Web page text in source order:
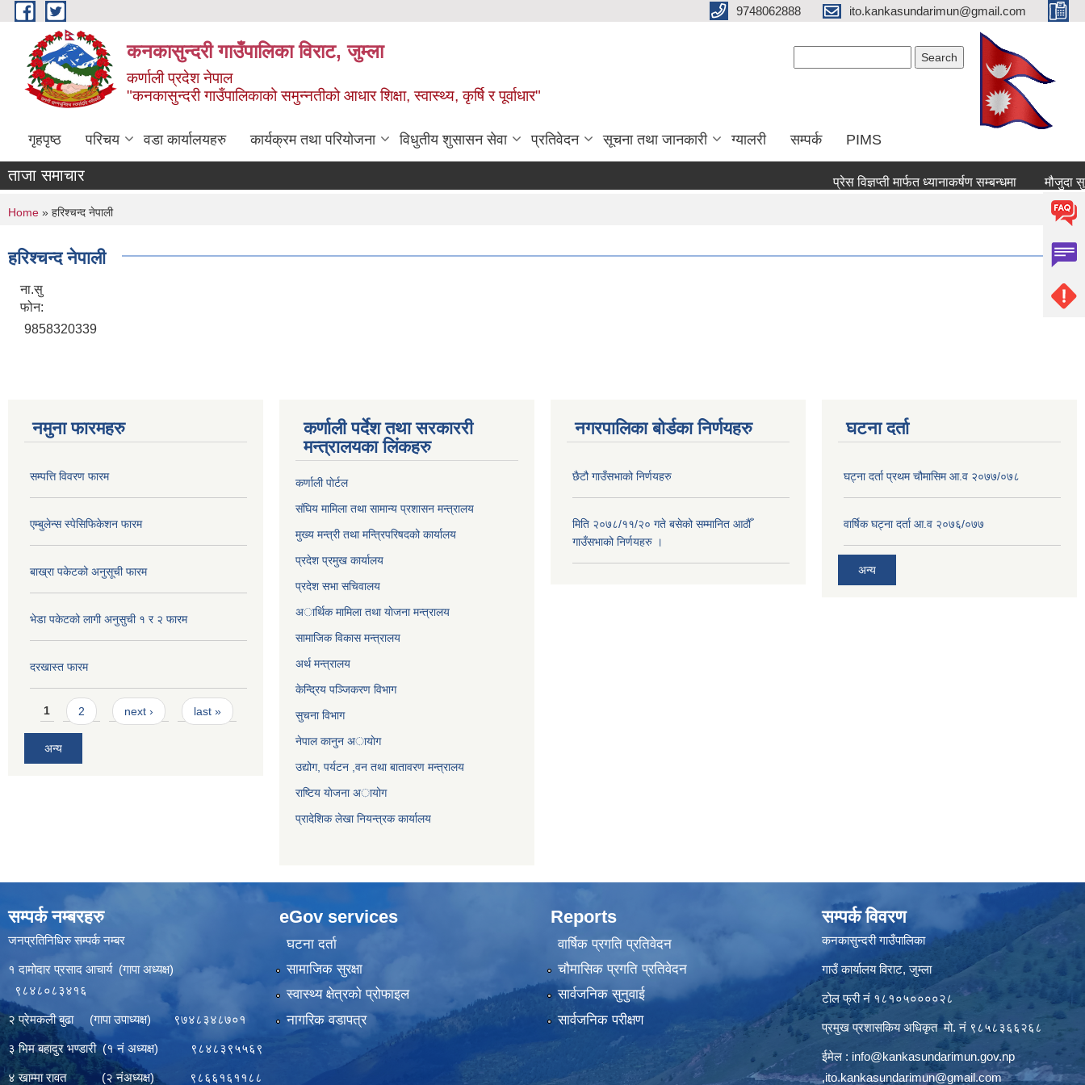
Skip to main content 9748062888 ito.kankasundarimun@gmail.com
कनकासुन्दरी गाउँपालिका विराट, जुम्ला
कर्णाली प्रदेश नेपाल
"कनकासुन्दरी गाउँपालिकाको समुन्नतीको आधार शिक्षा, स्वास्थ्य, कृर्षि र पूर्वाधार"
गृहपृष्ठ परिचय वडा कार्यालयहरु कार्यक्रम तथा परियोजना विधुतीय शुसासन सेवा प्रतिवेदन सूचना तथा जानकारी ग्यालरी सम्पर्क PIMS
ताजा समाचार प्रेस विज्ञप्ती मार्फत ध्यानाकर्षण सम्बन्धमा मौजुदा सुचिमा
You are here
Home » हरिश्चन्द नेपाली
हरिश्चन्द नेपाली
ना.सु
फोन:
9858320339
नमुना फारमहरु
सम्पत्ति विवरण फारम
एम्बुलेन्स स्पेसिफिकेशन फारम
बाख्रा पकेटको अनुसूची फारम
भेडा पकेटको लागी अनुसुची १ र २ फारम
दरखास्त फारम
Pages
1 2 next › last »
अन्य
कर्णाली पर्देश तथा सरकाररी
मन्त्रालयका लिंकहरु
कर्णाली पाेर्टल
संघिय मामिला तथा सामान्य प्रशासन मन्त्रालय
मुख्य मन्त्री तथा मन्त्रिपरिषदको कार्यालय
प्रदेश प्रमुख कार्यालय
प्रदेश सभा सचिवालय
अार्थिक मामिला तथा याेजना मन्त्रालय
सामाजिक विकास मन्त्रालय
अर्थ मन्त्रालय
केन्द्रिय पञ्जिकरण विभाग
सुचना विभाग
नेपाल कानुन अायाेग
उद्योग, पर्यटन ,वन तथा बातावरण मन्त्रालय
राष्टिय याेजना अायोग
प्रादेशिक लेखा नियन्त्रक कार्यालय
नगरपालिका बोर्डका निर्णयहरु
छैटौ गाउँसभाको निर्णयहरु
मिति २०७८/११/२० गते बसेको सम्मानित आठौँ
गाउँसभाको निर्णयहरु ।
घटना दर्ता
घट्ना दर्ता प्रथम चौमासिम आ.व २०७७/०७८
वार्षिक घट्ना दर्ता आ.व २०७६/०७७
अन्य
सम्पर्क नम्बरहरु
जनप्रतिनिधिरु सम्पर्क नम्बर
१ दामोदार प्रसाद आचार्य (गापा अध्यक्ष)
९८४८०८३४१६
२ प्रेमकली बुढा (गापा उपाध्यक्ष) ९७४८३४८७०१
३ भिम बहादुर भण्डारी (१ नं अध्यक्ष) ९८४८३९५५६९
४ खाम्मा रावत (२ नंअध्यक्ष) ९८६६१६११८८
eGov services
घटना दर्ता
सामाजिक सुरक्षा
स्वास्थ्य क्षेत्रको प्रोफाइल
नागरिक वडापत्र
Reports
वार्षिक प्रगति प्रतिवेदन
चौमासिक प्रगति प्रतिवेदन
सार्वजनिक सुनुवाई
सार्वजनिक परीक्षण
सम्पर्क विवरण
कनकासुन्दरी गाउँपालिका
गाउँ कार्यालय विराट, जुम्ला
टोल फ्री नं १८१०५००००२८
प्रमुख प्रशासकिय अधिकृत मो. नं ९८५८३६६२६८
ईमेल : info@kankasundarimun.gov.np
,ito.kankasundarimun@gmail.com